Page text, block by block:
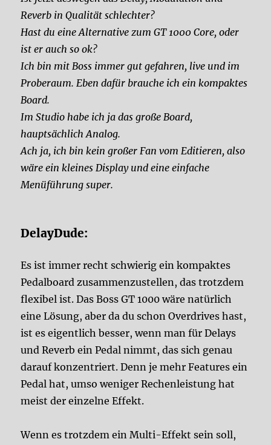
Reverb in Qualität schlechter?
Hast du eine Alternative zum GT 1000 Core, oder
ist er auch so ok?
Ich bin mit Boss immer gut gefahren, live und im
Proberaum. Eben dafür brauche ich ein kompaktes
Board.
Im Studio habe ich ja das große Board,
hauptsächlich Analog.
Ach ja, ich bin kein großer Fan vom Editieren, also
wäre ein kleines Display und eine einfache
Menüführung super.
DelayDude:
Es ist immer recht schwierig ein kompaktes
Pedalboard zusammenzustellen, das trotzdem
flexibel ist. Das Boss GT 1000 wäre natürlich
eine Lösung, aber da du schon Overdrives hast,
ist es eigentlich besser, wenn man für Delays
und Reverb ein Pedal nimmt, das sich genau
darauf konzentriert. Denn je mehr Features ein
Pedal hat, umso weniger Rechenleistung hat
meist der einzelne Effekt.
Wenn es trotzdem ein Multi-Effekt sein soll,